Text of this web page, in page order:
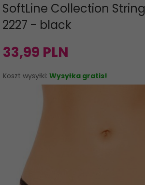
SoftLine Collection String
2227 - black
33,99 PLN
Koszt wysyłki: Wysyłka gratis!